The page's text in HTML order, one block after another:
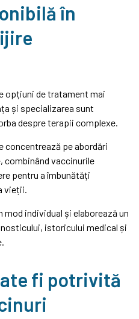
în
opțiuni de tratament mai
și specializarea sunt
despre terapii complexe.
concentrează pe abordări
combinând vaccinurile
pentru a îmbunătăți
vieții.
mod individual și elaborează un
istoricului medical și
fi potrivită